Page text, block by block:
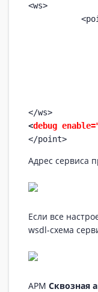
<ws>
<point
<debug
</point>
Адрес сервиса
Если все
wsdl-схема
АРМ Сквозная